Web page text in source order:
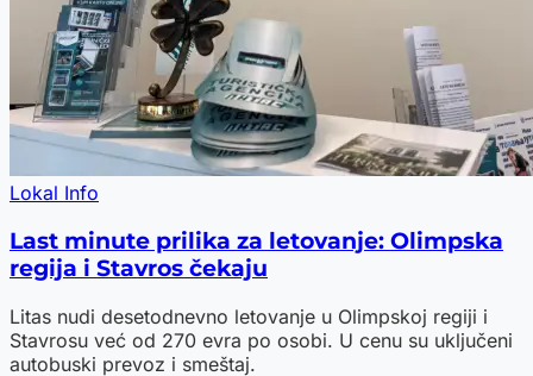
Lokal Info
Last minute prilika za letovanje: Olimpska
regija i Stavros čekaju
Litas nudi desetodnevno letovanje u Olimpskoj regiji i
Stavrosu već od 270 evra po osobi. U cenu su uključeni
autobuski prevoz i smeštaj.